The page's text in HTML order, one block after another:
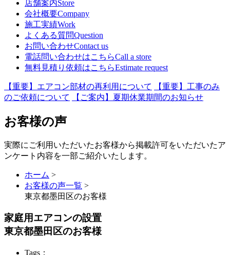
店舗案内Store
会社概要Company
施工実績Work
よくある質問Question
お問い合わせContact us
電話問い合わせはこちらCall a store
無料見積り依頼はこちらEstimate request
【重要】エアコン部材の再利用について
【重要】工事のみ
のご依頼について
【ご案内】夏期休業期間のお知らせ
お客様の声
実際にご利用いただいたお客様から掲載許可をいただいたア
ンケート内容を一部ご紹介いたします。
ホーム >
お客様の声一覧 >
東京都墨田区のお客様
家庭用エアコンの設置
東京都墨田区のお客様
Tags：